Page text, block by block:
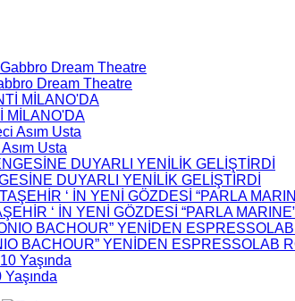
Dream Theatre
MİLANO'DA
Usta
DUYARLI YENİLİK GELİŞTİRDİ
‘ İN YENİ GÖZDESİ “PARLA
BACHOUR” YENİDEN ESPRESSOLAB
Yaşında